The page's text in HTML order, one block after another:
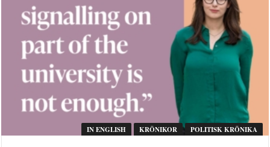
IN ENGLISH KRÖNIKOR POLITISK KRÖNIKA